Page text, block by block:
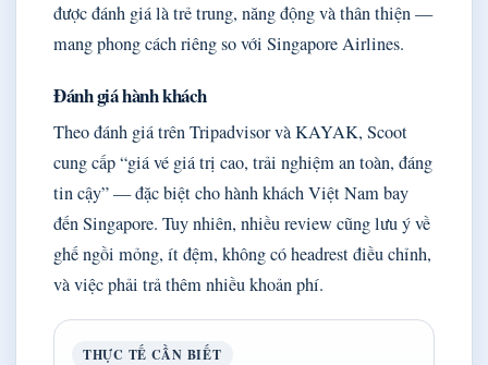
được đánh giá là trẻ trung, năng động và thân thiện —
mang phong cách riêng so với Singapore Airlines.
Đánh giá hành khách
Theo đánh giá trên Tripadvisor và KAYAK, Scoot
cung cấp “giá vé giá trị cao, trải nghiệm an toàn, đáng
tin cậy” — đặc biệt cho hành khách Việt Nam bay
đến Singapore. Tuy nhiên, nhiều review cũng lưu ý về
ghế ngồi mỏng, ít đệm, không có headrest điều chỉnh,
và việc phải trả thêm nhiều khoản phí.
THỰC TẾ CẦN BIẾT